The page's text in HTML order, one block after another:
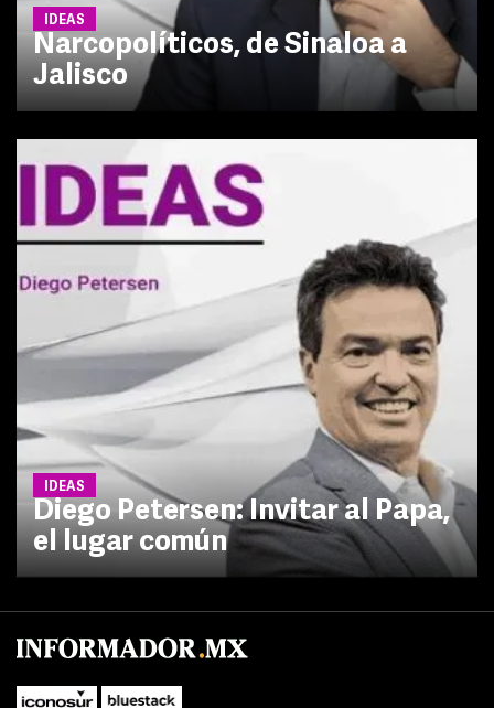
IDEAS
Narcopolíticos, de Sinaloa a
Jalisco
IDEAS
Diego Petersen: Invitar al Papa,
el lugar común